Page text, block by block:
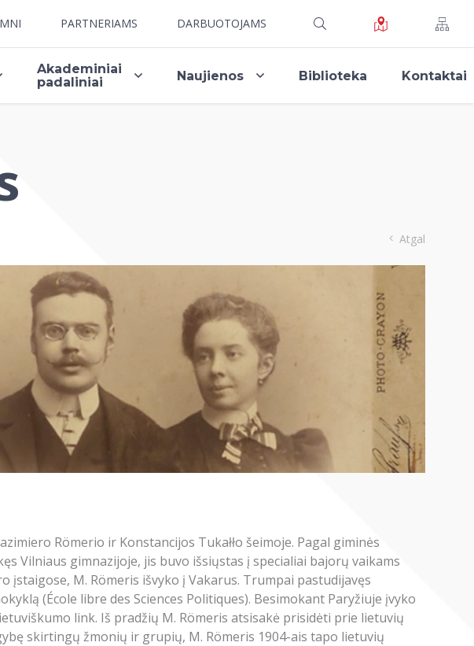
PARTNERIAMS DARBUOTOJAMS
Akademiniai
padaliniai
Naujienos Biblioteka Kontaktai
Atgal
Römerio ir Konstancijos Tukałło šeimoje. Pagal giminės
Vilniaus gimnazijoje, jis buvo išsiųstas į specialiai bajorų vaikams
M. Römeris išvyko į Vakarus. Trumpai pastudijavęs
(École libre des Sciences Politiques). Besimokant Paryžiuje įvyko
link. Iš pradžių M. Römeris atsisakė prisidėti prie lietuvių
skirtingų žmonių ir grupių, M. Römeris 1904-ais tapo lietuvių